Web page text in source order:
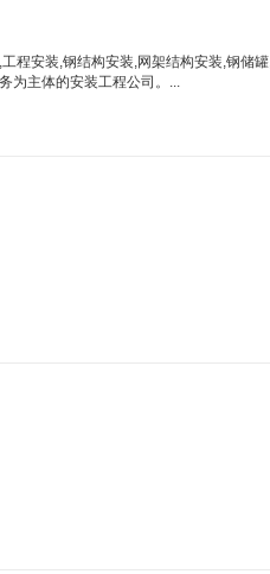
程安装,钢结构安装,网架结构安装,钢储
为主体的安装工程公司。...